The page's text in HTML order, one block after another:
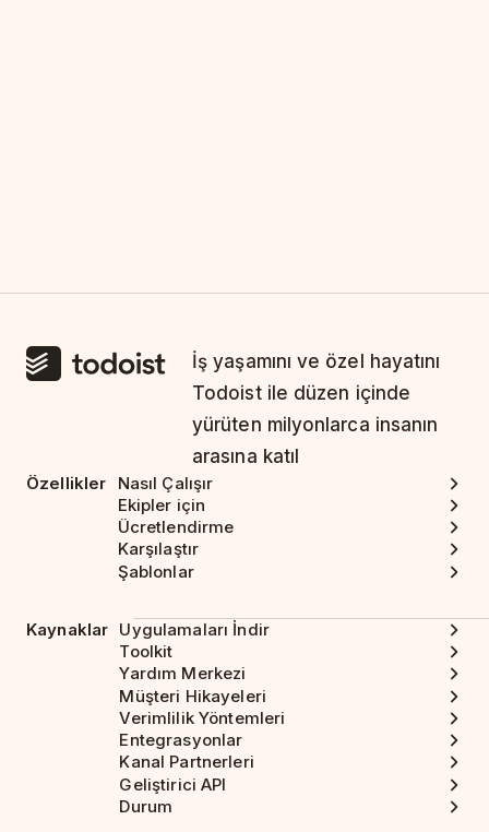
İş yaşamını ve özel hayatını
Todoist ile düzen içinde
yürüten milyonlarca insanın
arasına katıl
Özellikler
Nasıl Çalışır
Ekipler için
Ücretlendirme
Karşılaştır
Şablonlar
Kaynaklar Uygulamaları İndir
Toolkit
Yardım Merkezi
Müşteri Hikayeleri
Verimlilik Yöntemleri
Entegrasyonlar
Kanal Partnerleri
Geliştirici API
Durum